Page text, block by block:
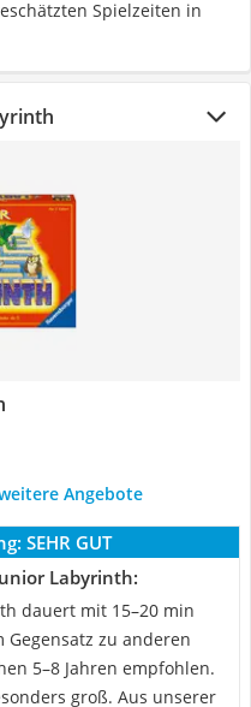
Spielzeiten in
Angebote
SEHR GUT
Labyrinth:
dauert mit 15–20 min
Gegensatz zu anderen
5–8 Jahren empfohlen.
groß. Aus unserer